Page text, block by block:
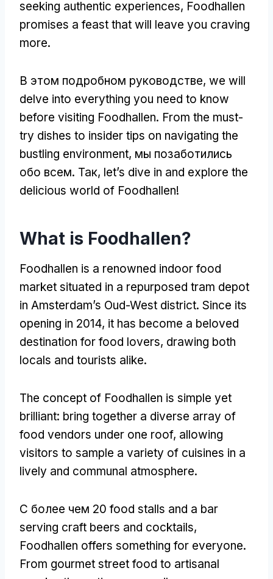
seeking authentic experiences, Foodhallen
promises a feast that will leave you craving
more.
В этом подробном руководстве, we will
delve into everything you need to know
before visiting Foodhallen. From the must-
try dishes to insider tips on navigating the
bustling environment, мы позаботились
обо всем. Так, let’s dive in and explore the
delicious world of Foodhallen!
What is Foodhallen?
Foodhallen is a renowned indoor food
market situated in a repurposed tram depot
in Amsterdam’s Oud-West district. Since its
opening in 2014, it has become a beloved
destination for food lovers, drawing both
locals and tourists alike.
The concept of Foodhallen is simple yet
brilliant: bring together a diverse array of
food vendors under one roof, allowing
visitors to sample a variety of cuisines in a
lively and communal atmosphere.
С более чем 20 food stalls and a bar
serving craft beers and cocktails,
Foodhallen offers something for everyone.
From gourmet street food to artisanal